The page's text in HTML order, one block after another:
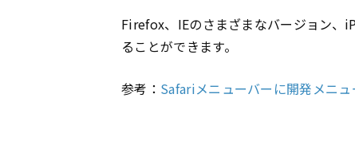
Firefox、IEのさまざまなバージョン
ることができます。
参考： Safariメニューバーに開発メニ